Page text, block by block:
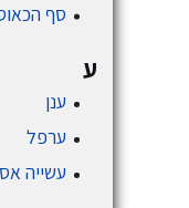
סף
ע
ענן
ערפל
עשייה